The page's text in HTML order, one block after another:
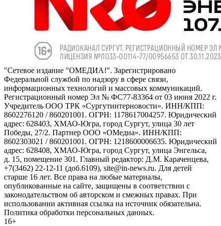
"Сетевое издание "ОМЕДИА!". Зарегистрировано
Федеральной службой по надзору в сфере связи,
информационных технологий и массовых коммуникаций.
Регистрационный номер Эл № ФС77-83364 от 03 июня 2022 г.
Учредитель ООО ТРК «Сургутинтерновости». ИНН/КПП:
8602276120 / 860201001. ОГРН: 1178617004257. Юридический
адрес: 628403, ХМАО-Югра, город Сургут, улица 30 лет
Победы, 27/2. Партнер ООО «ОМедиа». ИНН/КПП:
8602303021 / 860201001. ОГРН: 1218600006635. Юридический
адрес: 628408, ХМАО-Югра, город Сургут, улица Энгельса,
д. 15, помещение 301. Главный редактор: Д.М. Караченцева,
+7(3462) 22-12-11 (доб.6109), site@in-news.ru. Для детей
старше 16 лет. Все права на любые материалы,
опубликованные на сайте, защищены в соответствии с
законодательством об авторском и смежных правах. При
использовании активная ссылка на источник обязательна.
Политика обработки персональных данных.
16+